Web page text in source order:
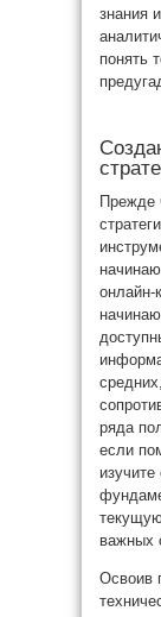
знания
понять
Прежде
онлайн-
ряда
если
важных
Освоив